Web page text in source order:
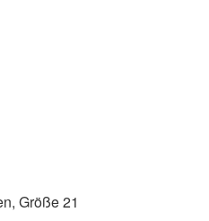
Größe 21